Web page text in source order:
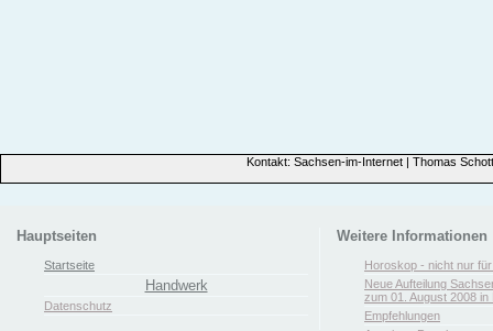
Kontakt: Sachsen-im-Internet | Thomas
Hauptseiten
Startseite
Handwerk
Datenschutz
Weitere Informationen
Horoskop - nicht nur
Neue Aufteilung
zum 01. August 2008 in
Empfehlungen